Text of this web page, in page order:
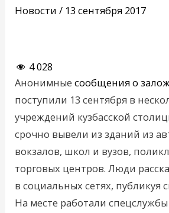
Новости / 13 сентября 2017
4 028
Анонимныесообщения о
поступили 13 сентября в
учреждений кузбасской
срочно вывели из зданий из
вокзалов, школ и вузов,
торговых центров. Люди
в социальных сетях, публикуя
На месте работали